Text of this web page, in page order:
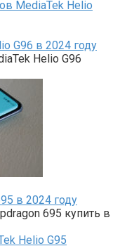
G96 в 2024 году
Helio G96
в 2024 году
695 купить в